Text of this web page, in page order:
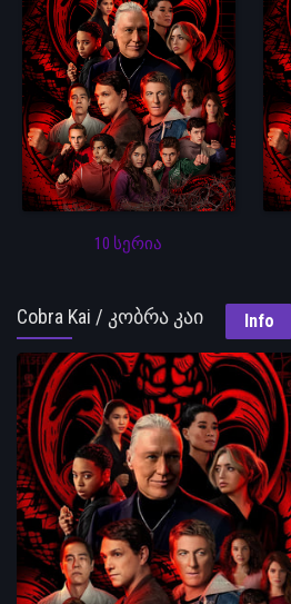
10 სერია
Cobra Kai / კობრა კაი Info